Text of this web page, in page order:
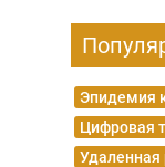
Эпидемия
Цифровая
Удаленная